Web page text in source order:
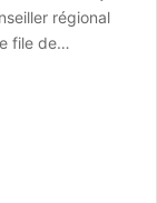
régional
file de…